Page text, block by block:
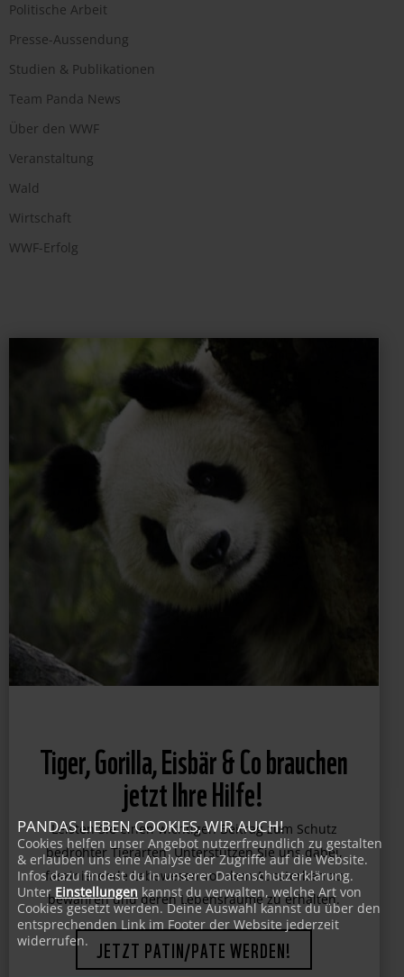
Politische Arbeit
Presse-Aussendung
Studien & Publikationen
Team Panda News
Über den WWF
Veranstaltung
Wald
Wirtschaft
WWF-Erfolg
Tiger, Gorilla, Eisbär & Co brauchen
jetzt Ihre Hilfe!
Leisten Sie einen wichtigen Beitrag zum Schutz
bedrohter Tierarten. Unterstützen Sie uns dabei,
faszinierende Lebewesen vor dem Aussterben zu
bewahren und deren Lebensräume zu erhalten.
JETZT PATIN/PATE WERDEN!
PANDAS LIEBEN COOKIES, WIR AUCH!
Cookies helfen unser Angebot nutzerfreundlich zu gestalten
& erlauben uns eine Analyse der Zugriffe auf die Website.
Infos dazu findest du in unserer Datenschutzerklärung.
Unter Einstellungen kannst du verwalten, welche Art von
Cookies gesetzt werden. Deine Auswahl kannst du über den
entsprechenden Link im Footer der Website jederzeit
widerrufen.